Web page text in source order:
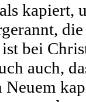
kapiert,
bei
auch,